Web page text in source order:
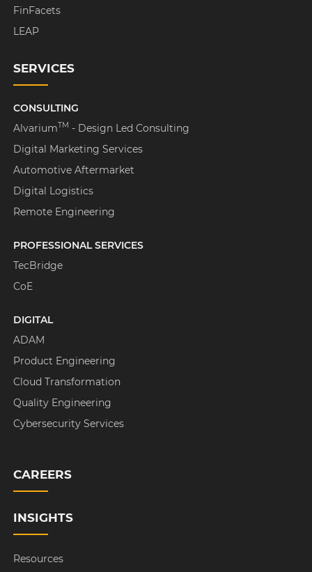
FinFacets
LEAP
SERVICES
CONSULTING
AlvariumTM - Design Led Consulting
Digital Marketing Services
Automotive Aftermarket
Digital Logistics
Remote Engineering
PROFESSIONAL SERVICES
TecBridge
CoE
DIGITAL
ADAM
Product Engineering
Cloud Transformation
Quality Engineering
Cybersecurity Services
CAREERS
INSIGHTS
Resources